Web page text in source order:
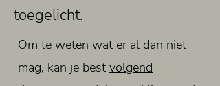
toegelicht.
Om te weten wat er al dan niet
mag, kan je best volgend